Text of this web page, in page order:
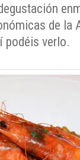
de la
podéis verlo.